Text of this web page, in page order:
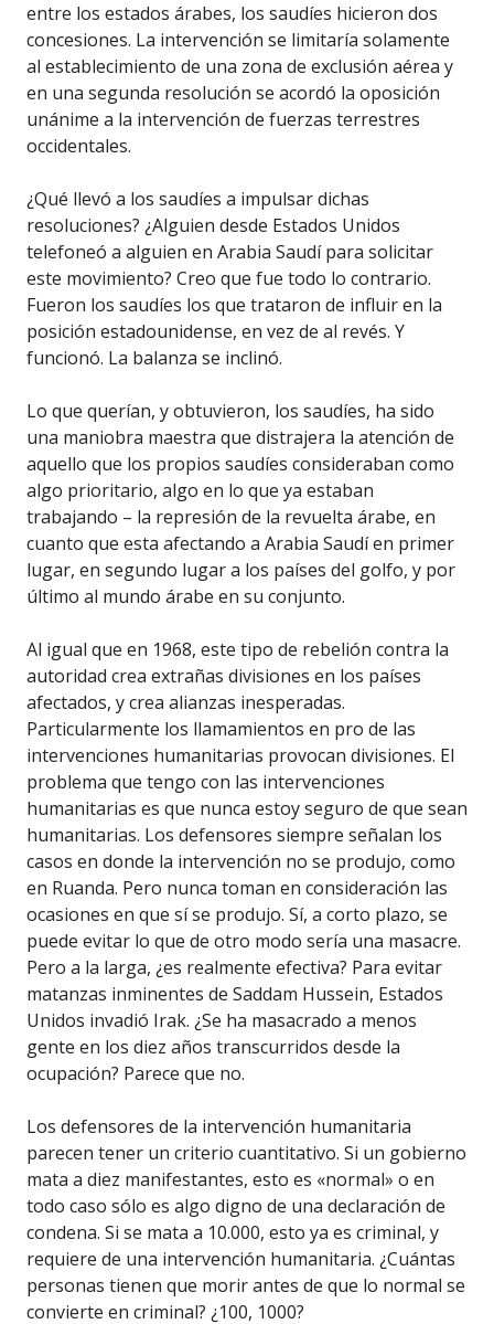
entre los estados árabes, los saudíes hicieron dos
concesiones. La intervención se limitaría solamente
al establecimiento de una zona de exclusión aérea y
en una segunda resolución se acordó la oposición
unánime a la intervención de fuerzas terrestres
occidentales.
¿Qué llevó a los saudíes a impulsar dichas
resoluciones? ¿Alguien desde Estados Unidos
telefoneó a alguien en Arabia Saudí para solicitar
este movimiento? Creo que fue todo lo contrario.
Fueron los saudíes los que trataron de influir en la
posición estadounidense, en vez de al revés. Y
funcionó. La balanza se inclinó.
Lo que querían, y obtuvieron, los saudíes, ha sido
una maniobra maestra que distrajera la atención de
aquello que los propios saudíes consideraban como
algo prioritario, algo en lo que ya estaban
trabajando – la represión de la revuelta árabe, en
cuanto que esta afectando a Arabia Saudí en primer
lugar, en segundo lugar a los países del golfo, y por
último al mundo árabe en su conjunto.
Al igual que en 1968, este tipo de rebelión contra la
autoridad crea extrañas divisiones en los países
afectados, y crea alianzas inesperadas.
Particularmente los llamamientos en pro de las
intervenciones humanitarias provocan divisiones. El
problema que tengo con las intervenciones
humanitarias es que nunca estoy seguro de que sean
humanitarias. Los defensores siempre señalan los
casos en donde la intervención no se produjo, como
en Ruanda. Pero nunca toman en consideración las
ocasiones en que sí se produjo. Sí, a corto plazo, se
puede evitar lo que de otro modo sería una masacre.
Pero a la larga, ¿es realmente efectiva? Para evitar
matanzas inminentes de Saddam Hussein, Estados
Unidos invadió Irak. ¿Se ha masacrado a menos
gente en los diez años transcurridos desde la
ocupación? Parece que no.
Los defensores de la intervención humanitaria
parecen tener un criterio cuantitativo. Si un gobierno
mata a diez manifestantes, esto es «normal» o en
todo caso sólo es algo digno de una declaración de
condena. Si se mata a 10.000, esto ya es criminal, y
requiere de una intervención humanitaria. ¿Cuántas
personas tienen que morir antes de que lo normal se
convierte en criminal? ¿100, 1000?